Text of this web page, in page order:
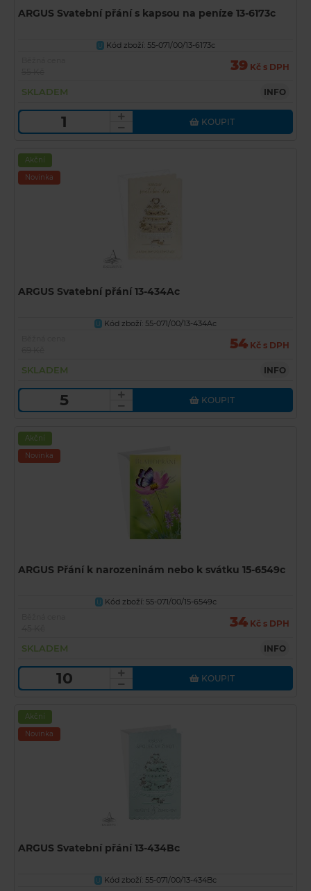
ARGUS Svatební přání s kapsou na peníze 13-6173c
U Kód zboží: 55-071/00/13-6173c
39 Kč s DPH
SKLADEM INFO
KOUPIT
Akční
Novinka
ARGUS Svatební přání 13-434Ac
U
Kód zboží: 55-071/00/13-434Ac
54 Kč s DPH
SKLADEM INFO
KOUPIT
Akční
Novinka
ARGUS Přání k narozeninám nebo k svátku 15-6549c
U Kód zboží: 55-071/00/15-6549c
34 Kč s DPH
SKLADEM INFO
KOUPIT
Akční
Novinka
ARGUS Svatební přání 13-434Bc
U
Kód zboží: 55-071/00/13-434Bc